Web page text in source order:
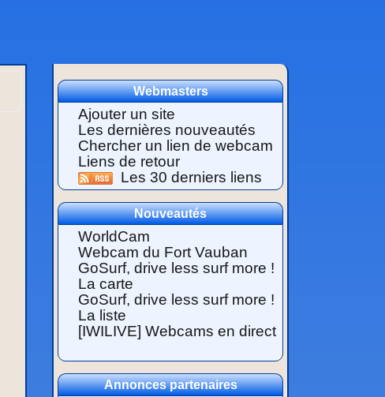
Webmasters
Ajouter un site
Les dernières nouveautés
Chercher un lien de webcam
Liens de retour
Les 30 derniers liens
Nouveautés
WorldCam
Webcam du Fort Vauban
GoSurf, drive less surf more !
La carte
GoSurf, drive less surf more !
La liste
[IWILIVE] Webcams en direct
Annonces partenaires